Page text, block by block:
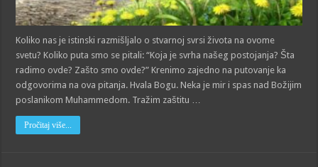
Koliko nas je istinski razmišljalo o stvarnoj svrsi života na ovome
svetu? Koliko puta smo se pitali: “Koja je svrha našeg postojanja? Šta
radimo ovde? Zašto smo ovde?” Krenimo zajedno na putovanje ka
odgovorima na ova pitanja. Hvala Bogu. Neka je mir i spas nad Božijim
poslanikom Muhammedom. Tražim zaštitu …
Pročitaj više...